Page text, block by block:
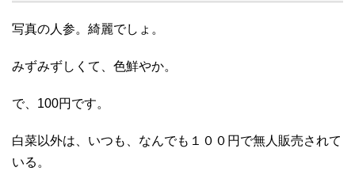
写真の人参。綺麗でしょ。
みずみずしくて、色鮮やか。
で、100円です。
白菜以外は、いつも、なんでも１００円で無人販売されて
いる。